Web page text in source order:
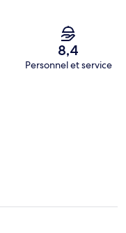
8,4
Personnel et service